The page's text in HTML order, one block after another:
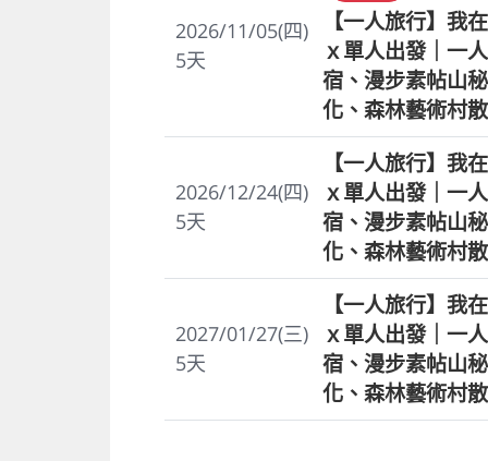
2026/11/05(四)
5天
【一人旅行】我
ｘ單人出發｜一
宿、漫步素帖山
化、森林藝術村
2026/12/24(四)
5天
【一人旅行】我
ｘ單人出發｜一
宿、漫步素帖山
化、森林藝術村
2027/01/27(三)
5天
【一人旅行】我
ｘ單人出發｜一
宿、漫步素帖山
化、森林藝術村